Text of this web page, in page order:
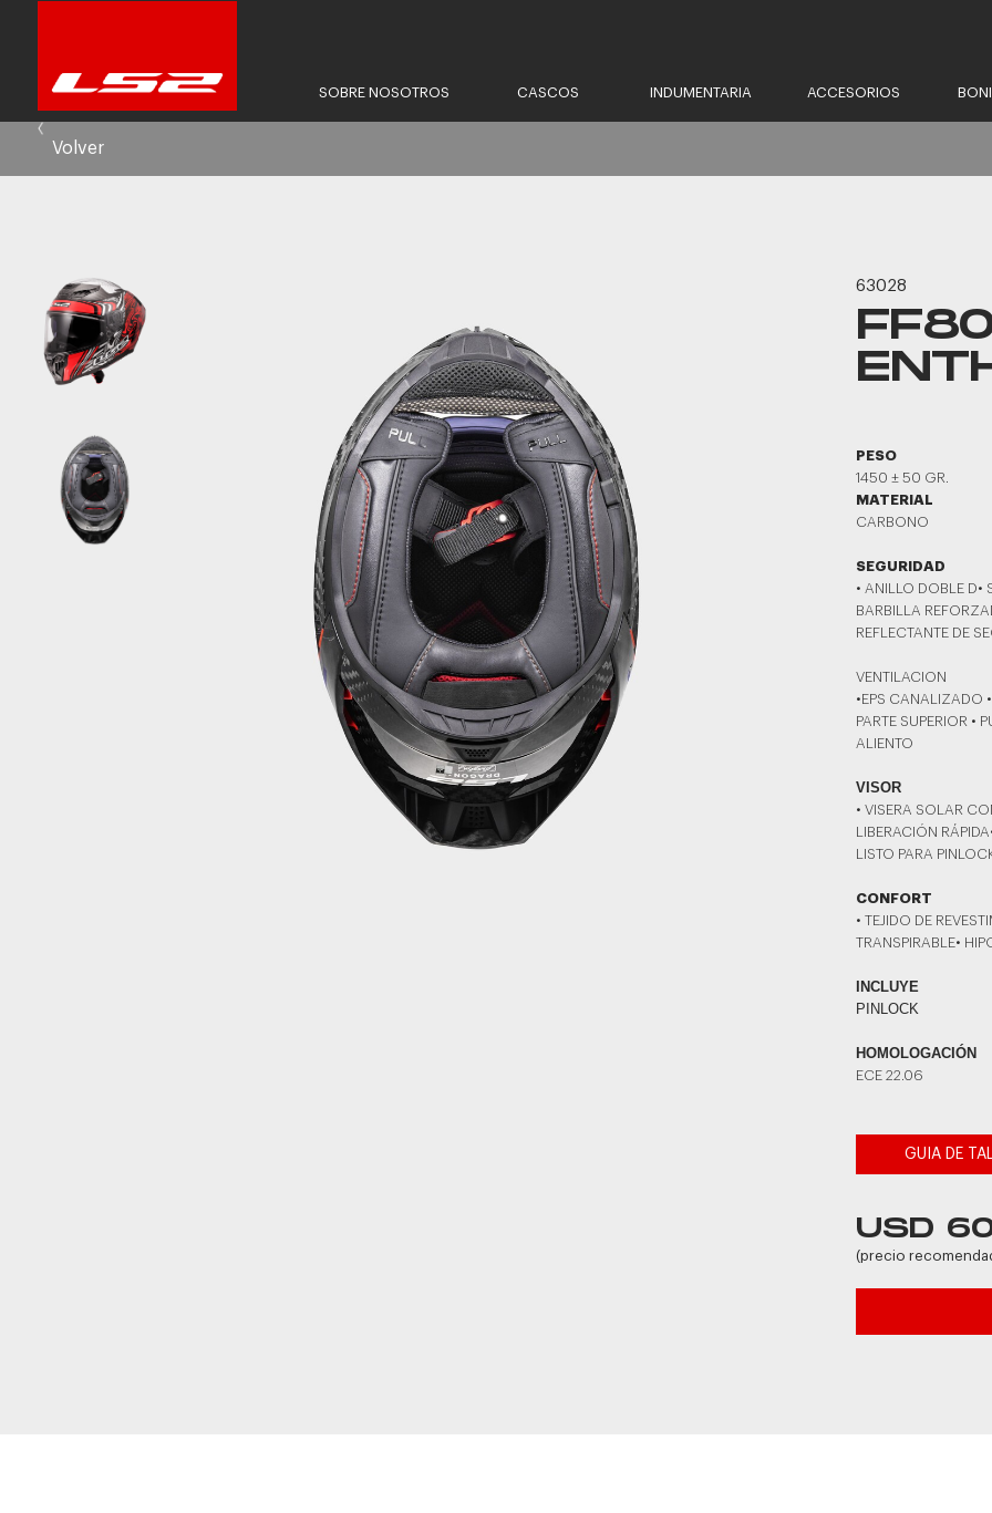
SOBRE NOSOTROS CASCOS INDUMENTARIA ACCESORIOS
Volver
63028
PESO
1450 ± 50 GR.
MATERIAL
CARBONO
SEGURIDAD
• ANILLO DOBLE D•
BARBILLA
REFLECTANTE DE
VENTILACION
•EPS CANALIZADO
PARTE SUPERIOR •
ALIENTO
VISOR
• VISERA SOLAR
LIBERACIÓN
LISTO PARA
CONFORT
• TEJIDO DE
TRANSPIRABLE•
INCLUYE
PINLOCK
HOMOLOGACIÓN
ECE 22.06
GUIA DE
USD
(precio